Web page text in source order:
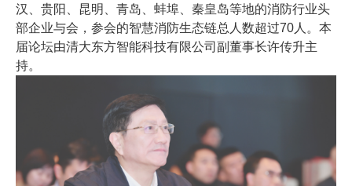
汉、贵阳、昆明、青岛、蚌埠、秦皇岛等地的消防行业头
部企业与会，参会的智慧消防生态链总人数超过70人。本
届论坛由清大东方智能科技有限公司副董事长许传升主
持。